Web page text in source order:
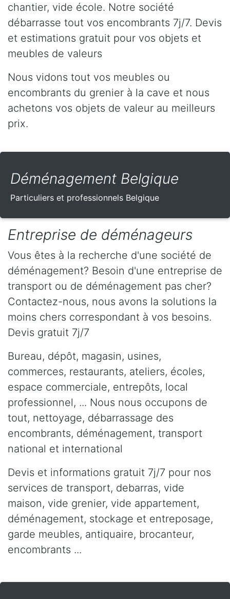
chantier, vide école. Notre société
débarrasse tout vos encombrants 7j/7. Devis
et estimations gratuit pour vos objets et
meubles de valeurs
Nous vidons tout vos meubles ou
encombrants du grenier à la cave et nous
achetons vos objets de valeur au meilleurs
prix.
Déménagement Belgique
Particuliers et professionnels Belgique
Entreprise de déménageurs
Vous êtes à la recherche d'une société de
déménagement? Besoin d'une entreprise de
transport ou de déménagement pas cher?
Contactez-nous, nous avons la solutions la
moins chers correspondant à vos besoins.
Devis gratuit 7j/7
Bureau, dépôt, magasin, usines,
commerces, restaurants, ateliers, écoles,
espace commerciale, entrepôts, local
professionnel, ... Nous nous occupons de
tout, nettoyage, débarrassage des
encombrants, déménagement, transport
national et international
Devis et informations gratuit 7j/7 pour nos
services de transport, debarras, vide
maison, vide grenier, vide appartement,
déménagement, stockage et entreposage,
garde meubles, antiquaire, brocanteur,
encombrants ...